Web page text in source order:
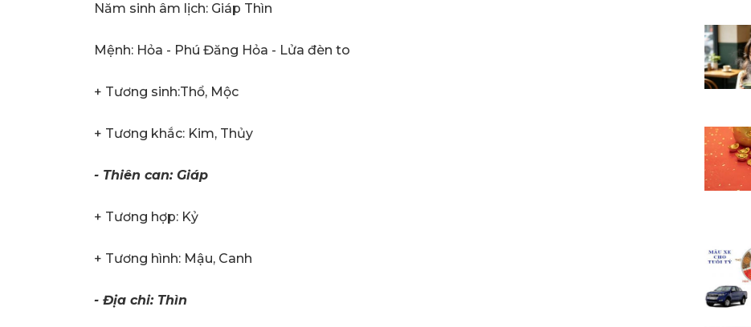
Năm sinh âm lịch: Giáp Thìn
Mệnh: Hỏa - Phú Đăng Hỏa - Lửa đèn to
+ Tương sinh:Thổ, Mộc
+ Tương khắc: Kim, Thủy
- Thiên can: Giáp
+ Tương hợp: Kỷ
+ Tương hình: Mậu, Canh
- Địa chi: Thìn